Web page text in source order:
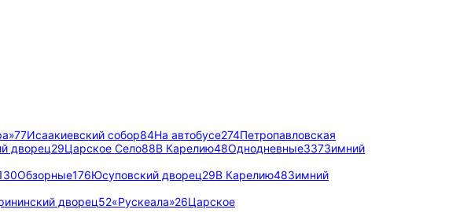
77Исаакиевский собор84На автобусе274Петропавловская
дворец29Царское Село88В Карелию48Однодневные337Зимний
Обзорные176Юсуповский дворец29В Карелию48Зимний
дворец52«Рускеала»26Царское